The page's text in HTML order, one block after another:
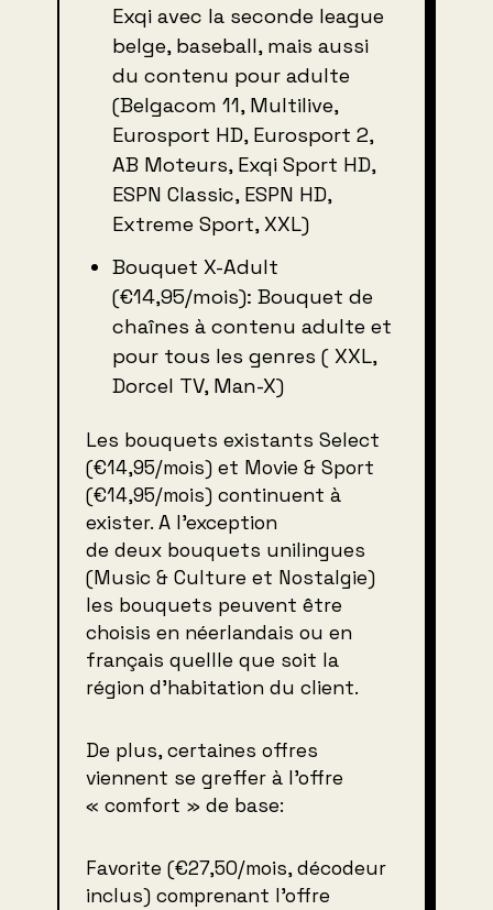
Exqi avec la seconde league
belge, baseball, mais aussi
du contenu pour adulte
(Belgacom 11, Multilive,
Eurosport HD, Eurosport 2,
AB Moteurs, Exqi Sport HD,
ESPN Classic, ESPN HD,
Extreme Sport, XXL)
Bouquet X-Adult
(€14,95/mois): Bouquet de
chaînes à contenu adulte et
pour tous les genres ( XXL,
Dorcel TV, Man-X)
Les bouquets existants Select
(€14,95/mois) et Movie & Sport
(€14,95/mois) continuent à
exister. A l’exception
de deux bouquets unilingues
(Music & Culture et Nostalgie)
les bouquets peuvent être
choisis en néerlandais ou en
français quellle que soit la
région d’habitation du client.
De plus, certaines offres
viennent se greffer à l’offre
« comfort » de base:
Favorite (€27,50/mois, décodeur
inclus) comprenant l’offre